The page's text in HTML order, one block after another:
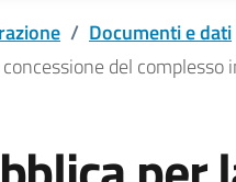
/ Documenti e dati
del